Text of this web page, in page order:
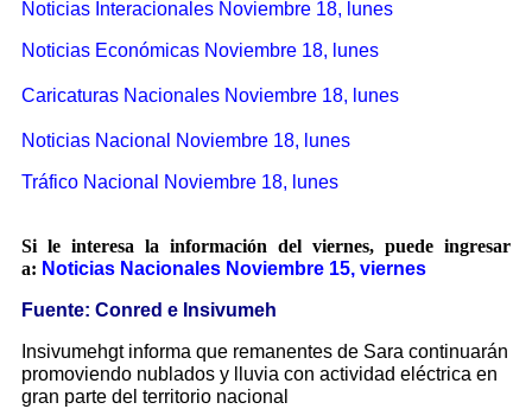
Noticias Interacionales Noviembre 18, lunes
Noticias Económicas Noviembre 18, lunes
Caricaturas Nacionales Noviembre 18, lunes
Noticias Nacional Noviembre 18, lunes
Tráfico Nacional Noviembre 18, lunes
Si le interesa la información del viernes, puede ingresar
a: Noticias Nacionales Noviembre 15, viernes
Fuente: Conred e Insivumeh
Insivumehgt informa que remanentes de Sara continuarán
promoviendo nublados y lluvia con actividad eléctrica en
gran parte del territorio nacional